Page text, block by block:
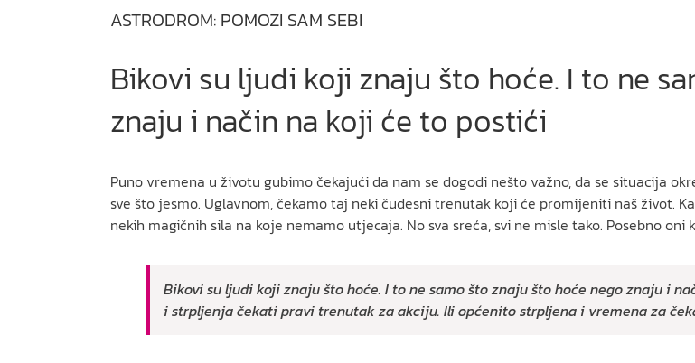
ASTRODROM: POMOZI SAM SEBI
Bikovi su ljudi koji znaju što hoće. I to ne
znaju i način na koji će to postići
Puno vremena u životu gubimo čekajući da nam se dogodi nešto važno, da se situacija
sve što jesmo. Uglavnom, čekamo taj neki čudesni trenutak koji će promijeniti naš život.
nekih magičnih sila na koje nemamo utjecaja. No sva sreća, svi ne misle tako. Posebno oni
Bikovi su ljudi koji znaju što hoće. I to ne samo što znaju što hoće nego znaju i
i strpljenja čekati pravi trenutak za akciju. Ili općenito strpljena i vremena za